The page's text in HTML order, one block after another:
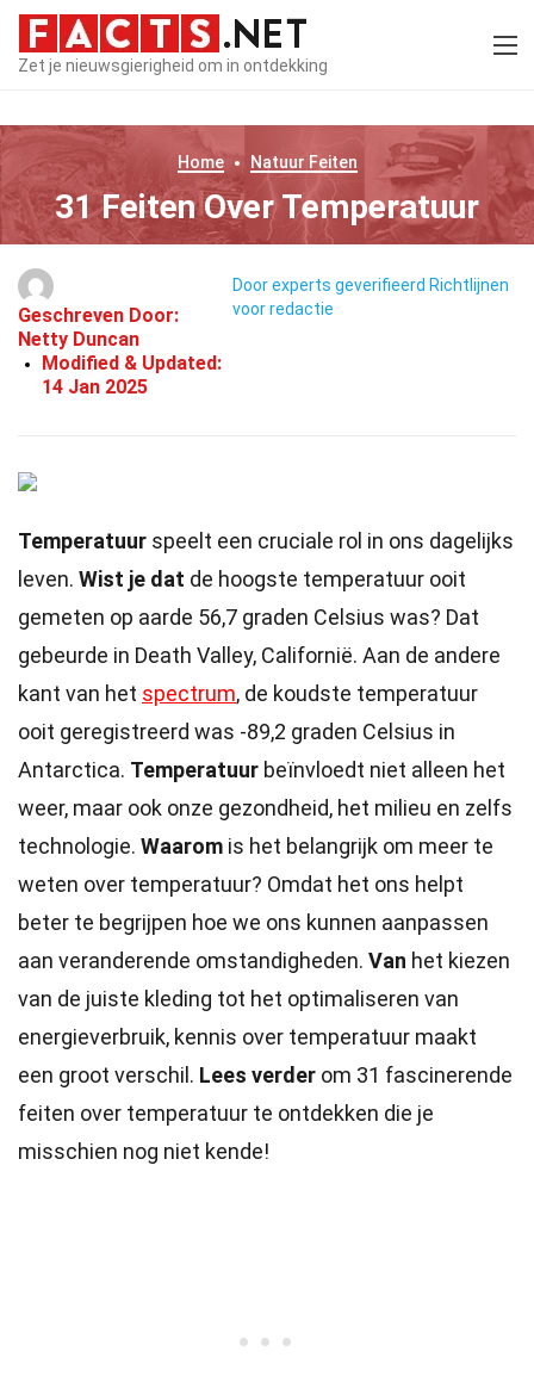
Zet je nieuwsgierigheid om in ontdekking
Home Natuur Feiten
31 Feiten Over Temperatuur
Geschreven Door:
Netty Duncan
Modified & Updated:
14 Jan 2025
Door experts geverifieerd Richtlijnen
voor redactie
Temperatuur speelt een cruciale rol in ons dagelijks
leven. Wist je dat de hoogste temperatuur ooit
gemeten op aarde 56,7 graden Celsius was? Dat
gebeurde in Death Valley, Californië. Aan de andere
kant van het spectrum, de koudste temperatuur
ooit geregistreerd was -89,2 graden Celsius in
Antarctica. Temperatuur beïnvloedt niet alleen het
weer, maar ook onze gezondheid, het milieu en zelfs
technologie. Waarom is het belangrijk om meer te
weten over temperatuur? Omdat het ons helpt
beter te begrijpen hoe we ons kunnen aanpassen
aan veranderende omstandigheden. Van het kiezen
van de juiste kleding tot het optimaliseren van
energieverbruik, kennis over temperatuur maakt
een groot verschil. Lees verder om 31 fascinerende
feiten over temperatuur te ontdekken die je
misschien nog niet kende!